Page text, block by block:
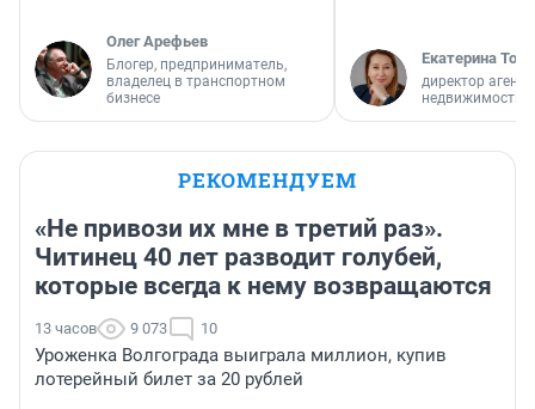
Олег Арефьев
Блогер, предприниматель,
владелец в транспортном
бизнесе
Екатерина
директор
недвижимости
РЕКОМЕНДУЕМ
«Не привози их мне в третий раз».
Читинец 40 лет разводит голубей,
которые всегда к нему возвращаются
13 часов 9 073 10
Уроженка Волгограда выиграла миллион, купив
лотерейный билет за 20 рублей